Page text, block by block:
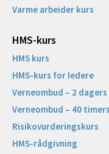
Varme arbeider kurs
HMS-kurs
HMS kurs
HMS-kurs for ledere
Verneombud – 2
Verneombud – 40
Risikovurderingskurs
HMS-rådgivning